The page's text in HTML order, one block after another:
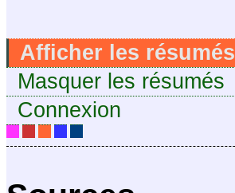
Afficher les résumés
Masquer les résumés
Connexion